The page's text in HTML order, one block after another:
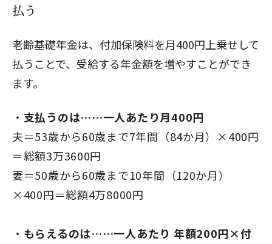
払う
老齢基礎年金は、付加保険料を月400円上乗せして
払うことで、受給する年金額を増やすことができ
ます。
支払うのは……一人あたり月400円
夫＝53歳から60歳まで7年間（84か月）×400円
＝総額3万3600円
妻＝50歳から60歳まで10年間（120か月）
×400円＝総額4万8000円
もらえるのは……一人あたり 年額200円×付